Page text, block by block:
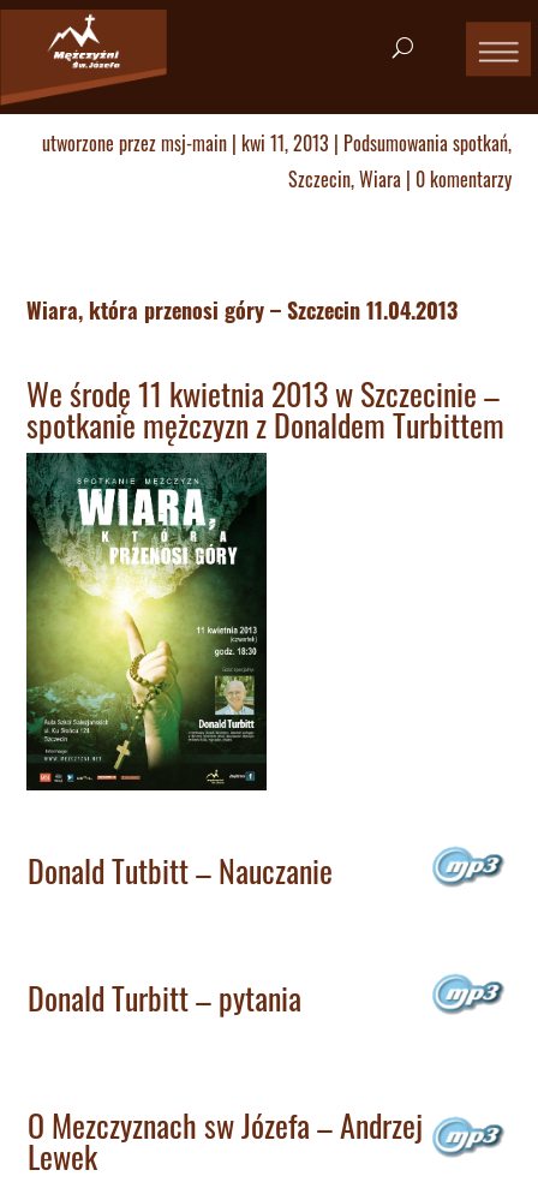
utworzone przezmsj-main| kwi 11, 2013 | Podsumowania spotkań,
Szczecin,Wiara| 0 komentarzy
Wiara, która przenosi góry – Szczecin 11.04.2013
We środę 11 kwietnia 2013 w Szczecinie –
spotkanie mężczyzn z Donaldem Turbittem
Donald Tutbitt – Nauczanie
Donald Turbitt – pytania
O Mezczyznach sw Józefa – Andrzej
Lewek